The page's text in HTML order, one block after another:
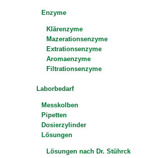
Enzyme
Klärenzyme
Mazerationsenzyme
Extrationsenzyme
Aromaenzyme
Filtrationsenzyme
Laborbedarf
Messkolben
Pipetten
Dosierzylinder
Lösungen
Lösungen nach Dr. Stührck